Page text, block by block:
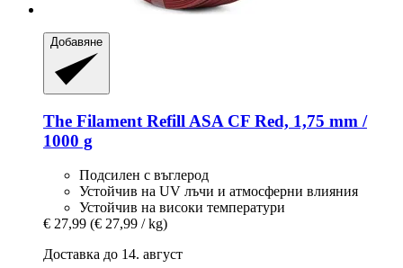
Добавяне
The Filament Refill ASA CF Red, 1,75 mm /
1000 g
Подсилен с въглерод
Устойчив на UV лъчи и атмосферни влияния
Устойчив на високи температури
€ 27,99 (€ 27,99 / kg)
Доставка до 14. август